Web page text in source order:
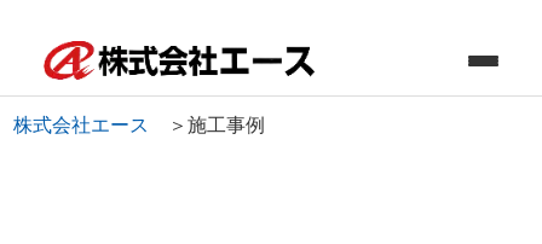
株式会社エース ＞施工事例